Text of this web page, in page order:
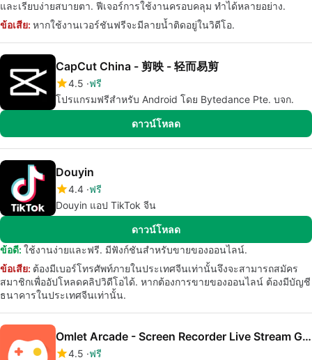
และเรียบง่ายสบายตา. ฟีเจอร์การใช้งานครอบคลุม ทำได้หลายอย่าง.
ข้อเสีย: หากใช้งานเวอร์ชันฟรีจะมีลายน้ำติดอยู่ในวิดีโอ.
CapCut China - 剪映 - 轻而易剪
4.5 ฟรี
โปรแกรมฟรีสำหรับ Android โดย Bytedance Pte. บจก.
ดาวน์โหลด
Douyin
4.4 ฟรี
Douyin แอป TikTok จีน
ดาวน์โหลด
ข้อดี: ใช้งานง่ายและฟรี. มีฟังก์ชันสำหรับขายของออนไลน์.
ข้อเสีย: ต้องมีเบอร์โทรศัพท์ภายในประเทศจีนเท่านั้นจึงจะสามารถสมัคร
สมาชิกเพื่ออัปโหลดคลิปวิดีโอได้. หากต้องการขายของออนไลน์ ต้องมีบัญชี
ธนาคารในประเทศจีนเท่านั้น.
Omlet Arcade - Screen Recorder Live Stream Games
4.5 ฟรี